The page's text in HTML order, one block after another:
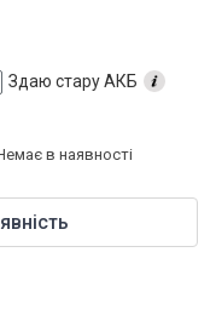
Здаю стару АКБ
в наявності